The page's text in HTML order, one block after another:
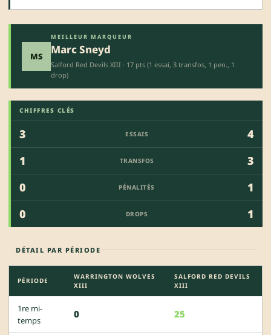
MS
MEILLEUR MARQUEUR
Marc Sneyd
Salford Red Devils XIII · 17 pts (1 essai, 3 transfos, 1 pen., 1
drop)
CHIFFRES CLÉS
3 ESSAIS
4
1
TRANSFOS
3
0
PÉNALITÉS
1
0
DROPS 1
DÉTAIL PAR PÉRIODE
PÉRIODE
WARRINGTON WOLVES
XIII
SALFORD RED DEVILS
XIII
1re mi-
temps
0 25